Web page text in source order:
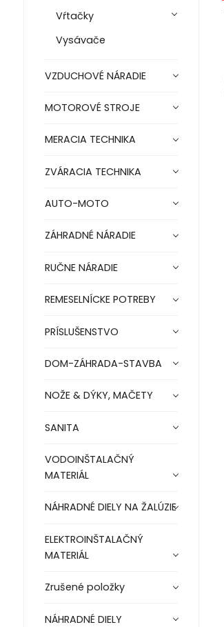
Vŕtačky
Vysávače
VZDUCHOVÉ NÁRADIE
MOTOROVÉ STROJE
MERACIA TECHNIKA
ZVÁRACIA TECHNIKA
AUTO-MOTO
ZÁHRADNÉ NÁRADIE
RUČNE NÁRADIE
REMESELNÍCKE POTREBY
PRÍSLUŠENSTVO
DOM-ZÁHRADA-STAVBA
NOŽE & DÝKY, MAČETY
SANITA
VODOINŠTALAČNÝ
MATERIÁL
NÁHRADNÉ DIELY NA ŽALÚZIE
ELEKTROINŠTALAČNÝ
MATERIÁL
Zrušené položky
NÁHRADNÉ DIELY